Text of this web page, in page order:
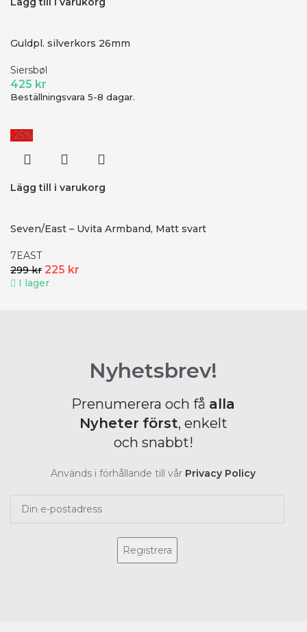
Guldpl. silverkors 26mm
Siersbøl
425 kr
Beställningsvara 5-8 dagar.
-25%
Lägg till i varukorg
Seven/East – Uvita Armband, Matt svart
7EAST
299kr 225 kr
I lager
Nyhetsbrev!
Prenumerera och få alla
Nyheter först, enkelt
och snabbt!
Används i förhållande till vår Privacy Policy